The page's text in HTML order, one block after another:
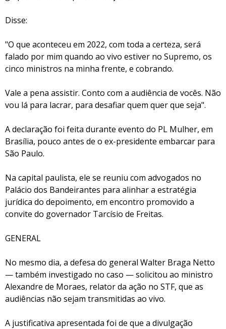
Disse:
"O que aconteceu em 2022, com toda a certeza, será
falado por mim quando ao vivo estiver no Supremo, os
cinco ministros na minha frente, e cobrando.
Vale a pena assistir. Conto com a audiência de vocês. Não
vou lá para lacrar, para desafiar quem quer que seja".
A declaração foi feita durante evento do PL Mulher, em
Brasília, pouco antes de o ex-presidente embarcar para
São Paulo.
Na capital paulista, ele se reuniu com advogados no
Palácio dos Bandeirantes para alinhar a estratégia
jurídica do depoimento, em encontro promovido a
convite do governador Tarcísio de Freitas.
GENERAL
No mesmo dia, a defesa do general Walter Braga Netto
— também investigado no caso — solicitou ao ministro
Alexandre de Moraes, relator da ação no STF, que as
audiências não sejam transmitidas ao vivo.
A justificativa apresentada foi de que a divulgação